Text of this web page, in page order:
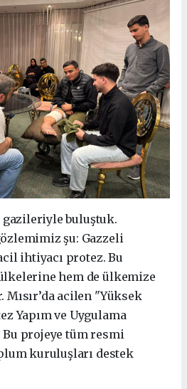
gazileriyle buluştuk.
şu: Gazzeli
ihtiyacı protez. Bu
hem de ülkemize
Mısır’da acilen "Yüksek
Yapım ve Uygulama
projeye tüm resmi
kuruluşları destek